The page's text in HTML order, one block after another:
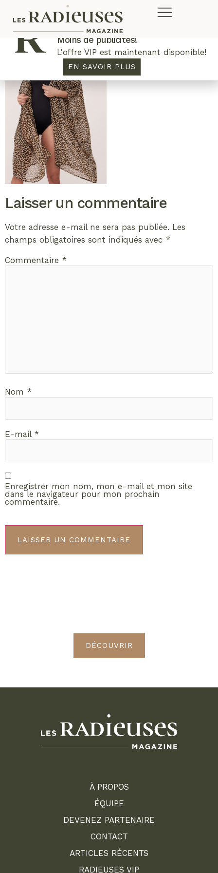
Laisser un commentaire
Votre adresse e-mail ne sera pas publiée. Les
champs obligatoires sont indiqués avec *
Commentaire *
Nom *
E-mail *
Enregistrer mon nom, mon e-mail et mon site
dans le navigateur pour mon prochain
commentaire.
DÉCOUVRIR
À PROPOS
ÉQUIPE
DEVENEZ PARTENAIRE
CONTACT
ARTICLES RÉCENTS
RADIEUSES VIP
Plus de concours. Plus de rabais.
Moins de publicités!
L'offre VIP est maintenant disponible!
EN SAVOIR PLUS